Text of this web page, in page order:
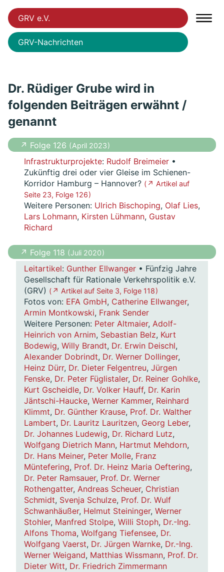
GRV e.V.
GRV-Nachrichten
Dr. Rüdiger Grube wird in
folgenden Beiträgen erwähnt /
genannt
↗ Folge 126 ( April 2023 )
Infrastrukturprojekte: Rudolf Breimeier •
Zukünftig drei oder vier Gleise im Schienen-
Korridor Hamburg – Hannover? ( ↗ Artikel auf
Seite 23, Folge 126 )
Weitere Personen: Ulrich Bischoping, Olaf Lies,
Lars Lohmann, Kirsten Lühmann, Gustav
Richard
↗ Folge 118 ( Juli 2020 )
Leitartikel: Gunther Ellwanger • Fünfzig Jahre
Gesellschaft für Rationale Verkehrspolitik e.V.
(GRV) ( ↗ Artikel auf Seite 3, Folge 118 )
Fotos von: EFA GmbH, Catherine Ellwanger,
Armin Montkowski, Frank Sender
Weitere Personen: Peter Altmaier, Adolf-
Heinrich von Arnim, Sebastian Belz, Kurt
Bodewig, Willy Brandt, Dr. Erwin Deischl,
Alexander Dobrindt, Dr. Werner Dollinger,
Heinz Dürr, Dr. Dieter Felgentreu, Jürgen
Fenske, Dr. Peter Füglistaler, Dr. Reiner Gohlke,
Kurt Gscheidle, Dr. Volker Hauff, Dr. Karin
Jäntschi-Haucke, Werner Kammer, Reinhard
Klimmt, Dr. Günther Krause, Prof. Dr. Walther
Lambert, Dr. Lauritz Lauritzen, Georg Leber,
Dr. Johannes Ludewig, Dr. Richard Lutz,
Wolfgang Dietrich Mann, Hartmut Mehdorn,
Dr. Hans Meiner, Peter Molle, Franz
Müntefering, Prof. Dr. Heinz Maria Oeftering,
Dr. Peter Ramsauer, Prof. Dr. Werner
Rothengatter, Andreas Scheuer, Christian
Schmidt, Svenja Schulze, Prof. Dr. Wulf
Schwanhäußer, Helmut Steininger, Werner
Stohler, Manfred Stolpe, Willi Stoph, Dr.-Ing.
Alfons Thoma, Wolfgang Tiefensee, Dr.
Wolfgang Vaerst, Dr. Jürgen Warnke, Dr.-Ing.
Werner Weigand, Matthias Wissmann, Prof. Dr.
Dieter Witt, Dr. Friedrich Zimmermann